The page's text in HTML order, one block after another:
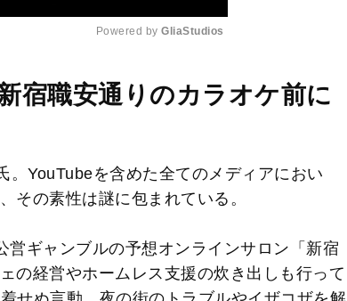
M
u
Powered by GliaStudios
宿職安通りのカラオケ前に
。YouTubeを含めた全てのメディアにおい
その素性は謎に包まれている。
営ギャンブルの予想オンラインサロン「新宿
の経営やホームレス支援の炊き出しも行って